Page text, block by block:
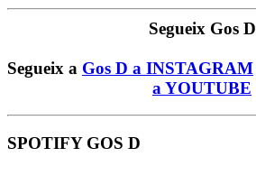
Segueix Gos D
Segueix a Gos D a INSTAGRAM
a YOUTUBE
SPOTIFY GOS D